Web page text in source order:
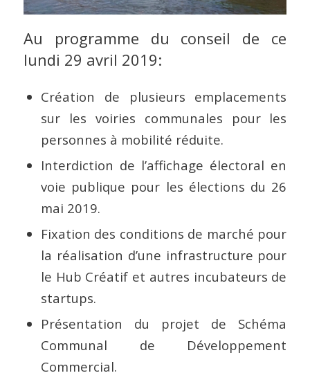
Au programme du conseil de ce
lundi 29 avril 2019:
Création de plusieurs emplacements
sur les voiries communales pour les
personnes à mobilité réduite.
Interdiction de l’affichage électoral en
voie publique pour les élections du 26
mai 2019.
Fixation des conditions de marché pour
la réalisation d’une infrastructure pour
le Hub Créatif et autres incubateurs de
startups.
Présentation du projet de Schéma
Communal de Développement
Commercial.